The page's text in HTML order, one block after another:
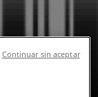
Continuar sin aceptar